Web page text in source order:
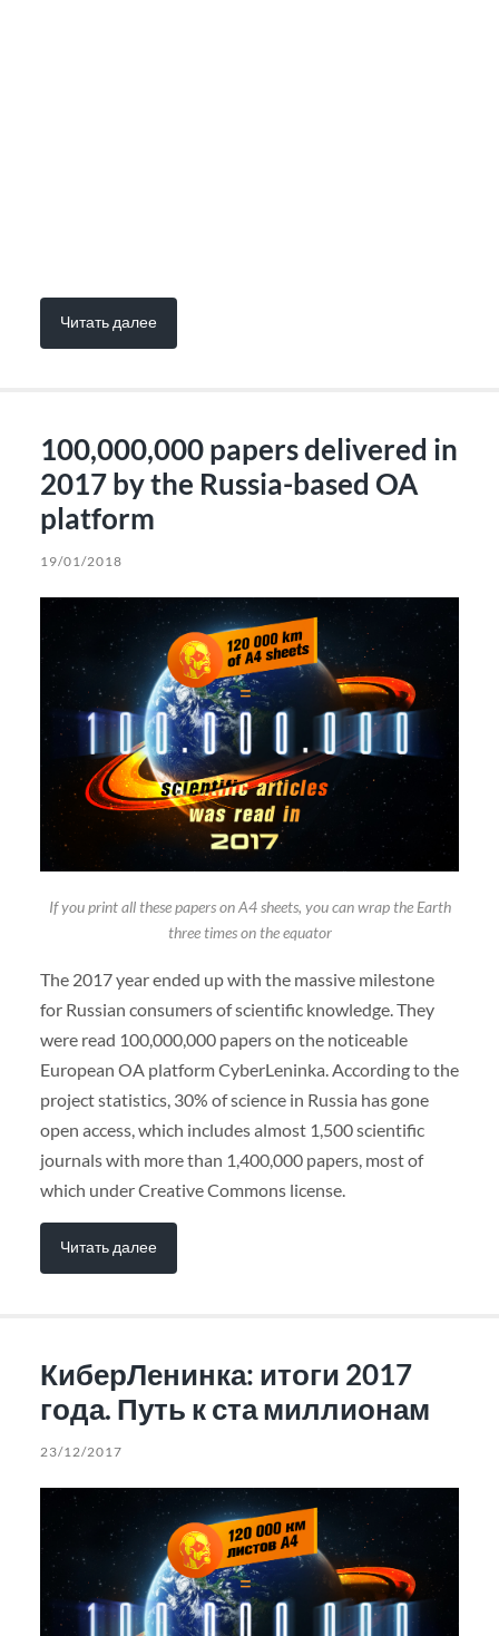
Читать далее
100,000,000 papers delivered in
2017 by the Russia-based OA
platform
19/01/2018
If you print all these papers on A4 sheets, you can wrap the Earth
three times on the equator
The 2017 year ended up with the massive milestone
for Russian consumers of scientific knowledge. They
were read 100,000,000 papers on the noticeable
European OA platform CyberLeninka. According to the
project statistics, 30% of science in Russia has gone
open access, which includes almost 1,500 scientific
journals with more than 1,400,000 papers, most of
which under Creative Commons license.
Читать далее
КиберЛенинка: итоги 2017
года. Путь к ста миллионам
23/12/2017